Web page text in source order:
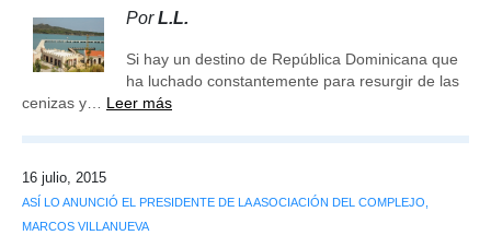
PorL.L.
Si hay un destino de República Dominicana que
ha luchado constantemente para resurgir de las
cenizas y… Leer más
16 julio, 2015
ASÍ LO ANUNCIÓ EL PRESIDENTE DE LA ASOCIACIÓN DEL COMPLEJO,
MARCOS VILLANUEVA